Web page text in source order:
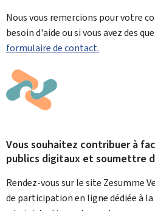
Nous vous remercions pour votre
besoin d'aide ou si vous avez des
formulaire de contact.
Vous souhaitez contribuer à
publics digitaux et soumettre
Rendez-vous sur le site Zesumme
de participation en ligne dédiée à